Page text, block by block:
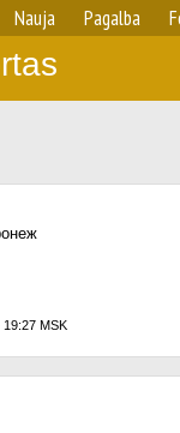
Nauja Pagalba
19:27 MSK